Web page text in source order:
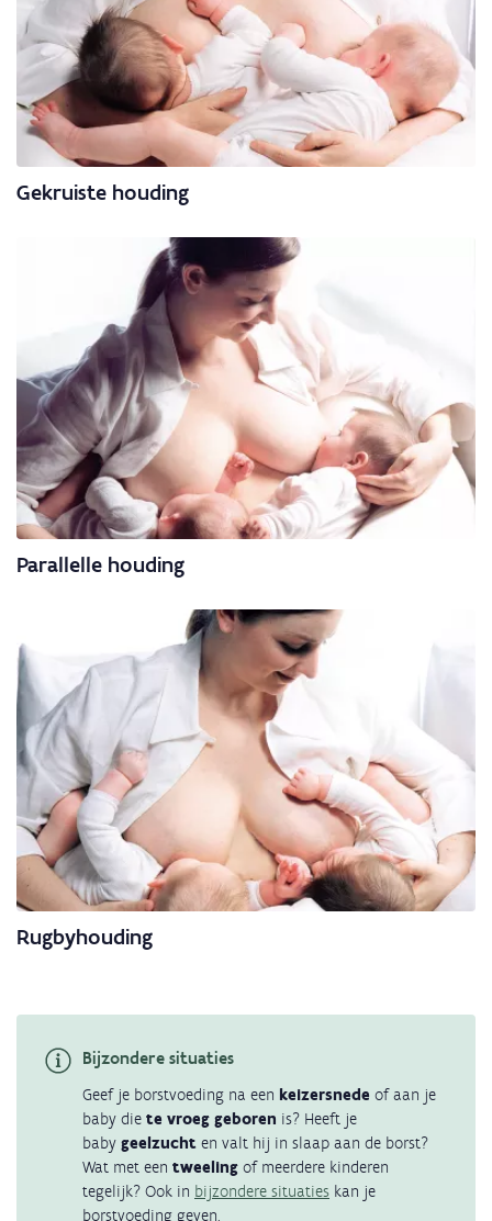
Gekruiste houding
Parallelle houding
Rugbyhouding
Bijzondere situaties
Geef je borstvoeding na een keizersnede of aan je
baby die te vroeg geboren is? Heeft je
baby geelzucht en valt hij in slaap aan de borst?
Wat met een tweeling of meerdere kinderen
tegelijk? Ook in bijzondere situaties kan je
borstvoeding geven.